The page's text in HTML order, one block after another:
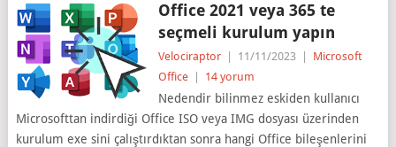
Office 2021 veya 365 te
seçmeli kurulum yapın
Velociraptor 11/11/2023
Microsoft
Office
14 yorum
Nedendir bilinmez eskiden kullanıcı
Microsofttan indirdiği Office ISO veya IMG dosyası üzerinden
kurulum exe sini çalıştırdıktan sonra hangi Office bileşenlerini